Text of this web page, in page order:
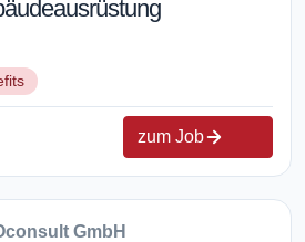
zum Job
GmbH